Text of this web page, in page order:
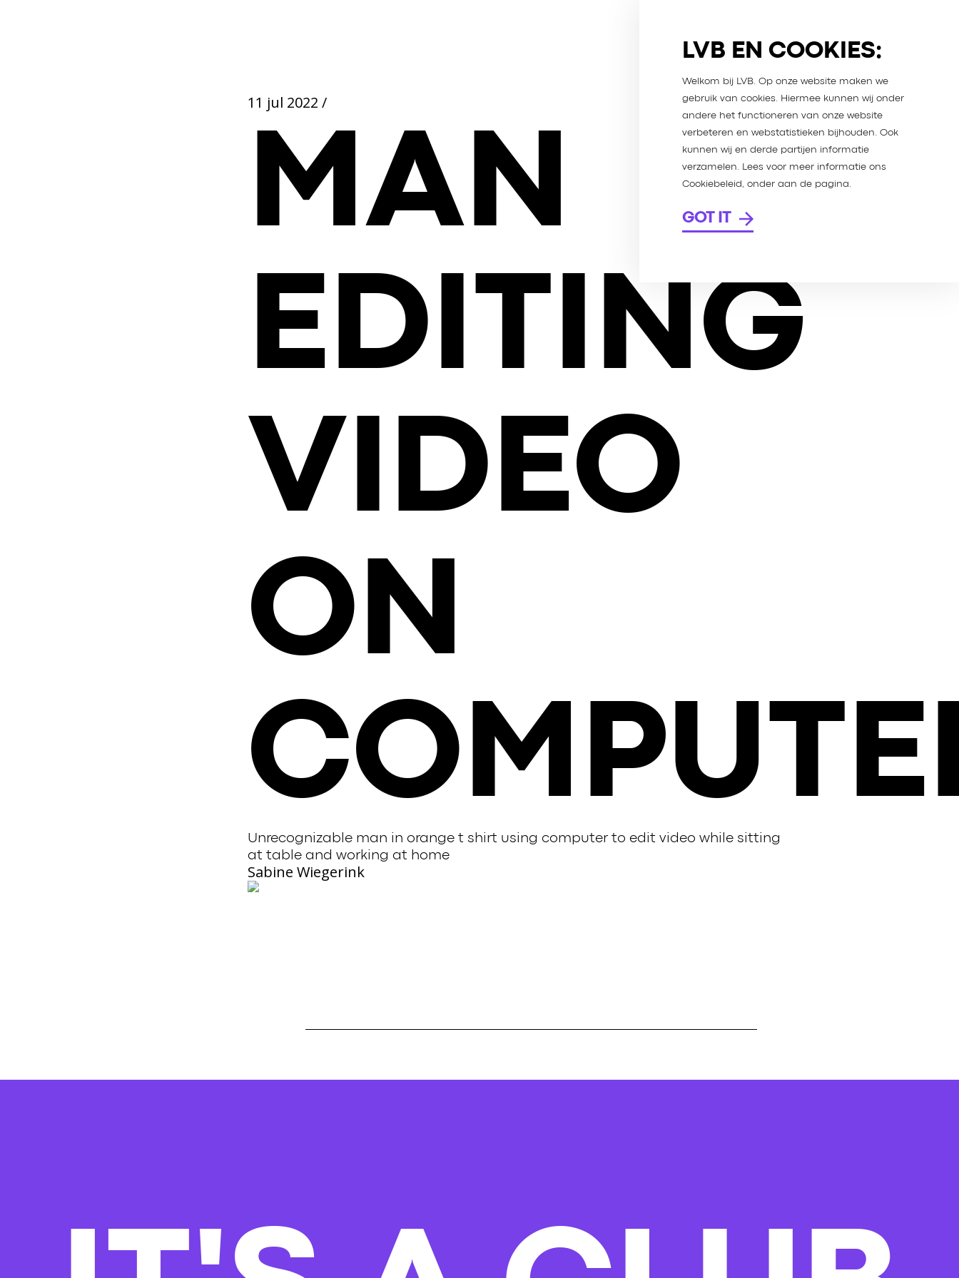
11 jul 2022 /
MAN
EDITING
VIDEO
ON
Unrecognizable man in orange t shirt using computer to edit video while sitting
at table and working at home
Sabine Wiegerink
LVB EN COOKIES:
Welkom bij LVB. Op onze website maken we
gebruik van cookies. Hiermee kunnen wij onder
andere het functioneren van onze website
verbeteren en webstatistieken bijhouden. Ook
kunnen wij en derde partijen informatie
verzamelen. Lees voor meer informatie ons
Cookiebeleid, onder aan de pagina.
GOT IT